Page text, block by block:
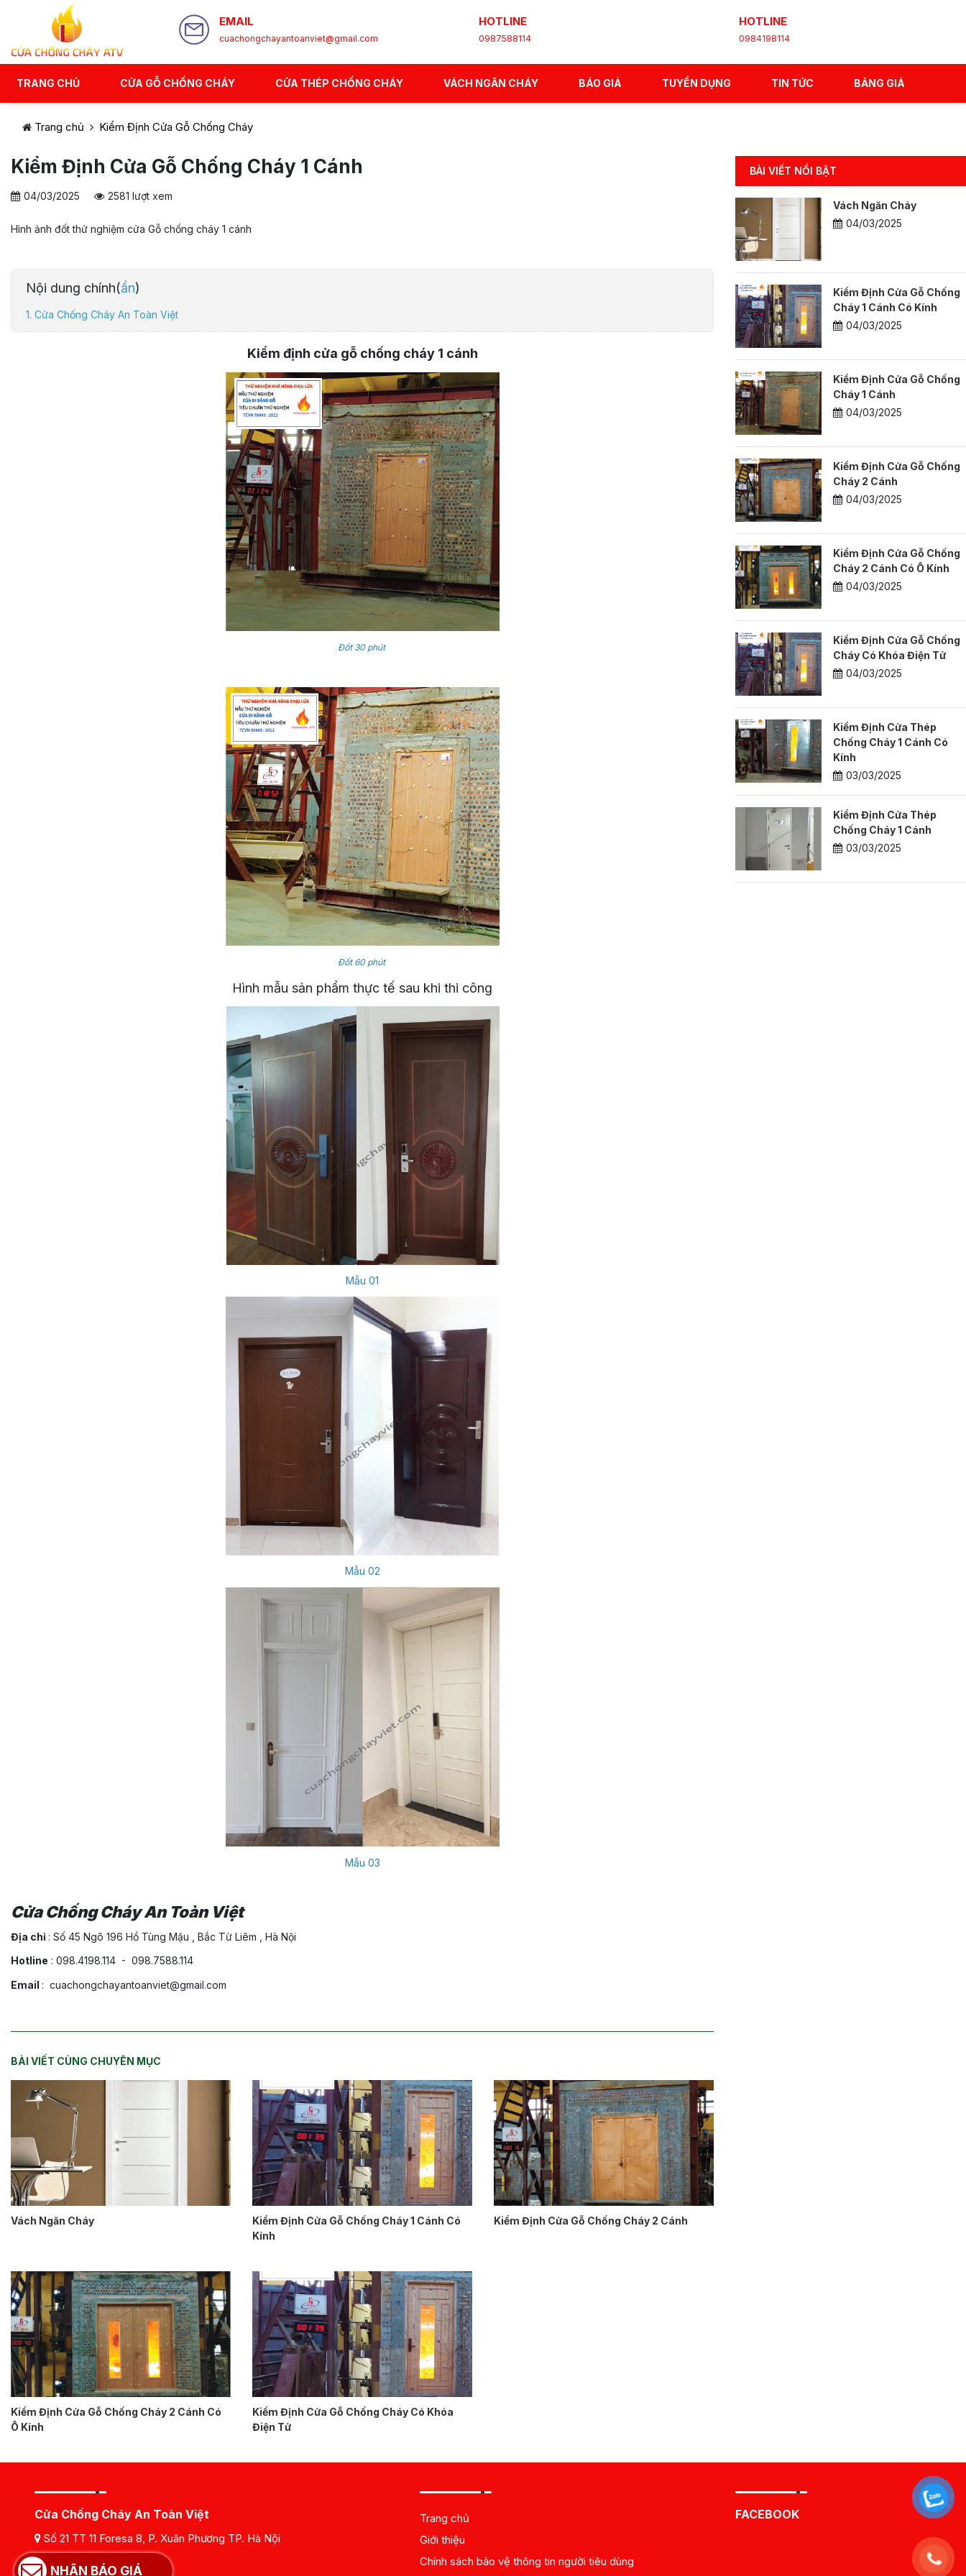
EMAIL
cuachongchayantoanviet@gmail.com
HOTLINE
0987588114
HOTLINE
0984198114
TRANG CHỦ CỬA GỖ CHỐNG CHÁY CỬA THÉP CHỐNG CHÁY VÁCH NGĂN CHÁY BÁO GIÁ TUYỂN DỤNG TIN TỨC BẢNG GIÁ
Trang chủ Kiểm Định Cửa Gỗ Chống Cháy
Kiểm Định Cửa Gỗ Chống Cháy 1 Cánh
04/03/2025 2581 lượt xem
Hình ảnh đốt thử nghiệm cửa Gỗ chống cháy 1 cánh
Nội dung chính(ẩn)
1. Cửa Chống Cháy An Toàn Việt
Kiểm định cửa gỗ chống cháy 1 cánh
Đốt 30 phút
Đốt 60 phút
Hình mẫu sản phẩm thực tế sau khi thi công
Mẫu 01
Mẫu 02
Mẫu 03
Cửa Chống Cháy An Toàn Việt
Địa chỉ : Số 45 Ngõ 196 Hồ Tùng Mậu , Bắc Từ Liêm , Hà Nội
Hotline : 098.4198.114 - 098.7588.114
Email : cuachongchayantoanviet@gmail.com
BÀI VIẾT CÙNG CHUYÊN MỤC
Vách Ngăn Cháy
Kiểm Định Cửa Gỗ Chống Cháy 1 Cánh Có
Kính
Kiểm Định Cửa Gỗ Chống Cháy 2 Cánh
Kiểm Định Cửa Gỗ Chống Cháy 2 Cánh Có
Ô Kính
Kiểm Định Cửa Gỗ Chống Cháy Có Khóa
Điện Tử
BÀI VIẾT NỔI BẬT
Vách Ngăn Cháy
04/03/2025
Kiểm Định Cửa Gỗ Chống
Cháy 1 Cánh Có Kính
04/03/2025
Kiểm Định Cửa Gỗ Chống
Cháy 1 Cánh
04/03/2025
Kiểm Định Cửa Gỗ Chống
Cháy 2 Cánh
04/03/2025
Kiểm Định Cửa Gỗ Chống
Cháy 2 Cánh Có Ô Kính
04/03/2025
Kiểm Định Cửa Gỗ Chống
Cháy Có Khóa Điện Tử
04/03/2025
Kiểm Định Cửa Thép
Chống Cháy 1 Cánh Có
Kính
03/03/2025
Kiểm Định Cửa Thép
Chống Cháy 1 Cánh
03/03/2025
Cửa Chống Cháy An Toàn Việt
Số 21 TT 11 Foresa 8, P. Xuân Phương TP. Hà Nội
Hotline : 0984198114
Trang chủ
Giới thiệu
Chính sách bảo vệ thông tin người tiêu dùng
FACEBOOK
NHẬN BÁO GIÁ